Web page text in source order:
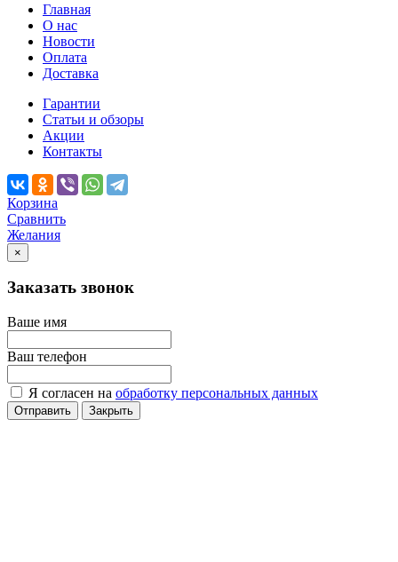
Главная
О нас
Новости
Оплата
Доставка
Гарантии
Статьи и обзоры
Акции
Контакты
Корзина
Сравнить
Желания
×
Заказать звонок
Ваше имя
Ваш телефон
Я согласен на обработку персональных данных
Отправить Закрыть